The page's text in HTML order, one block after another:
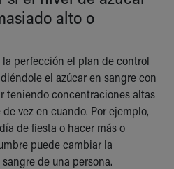
alto o
perfección el plan de control
el azúcar en sangre con
teniendo concentraciones altas
vez en cuando. Por ejemplo,
de fiesta o hacer más o
puede cambiar la
de una persona.